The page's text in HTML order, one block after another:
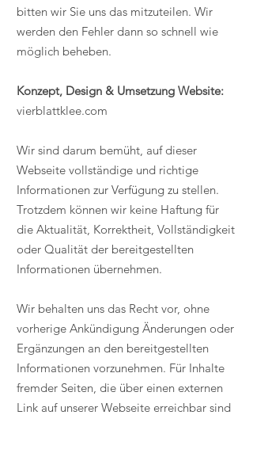
bitten wir Sie uns das mitzuteilen. Wir
werden den Fehler dann so schnell wie
möglich beheben.
Konzept, Design & Umsetzung Website:
vierblattklee.com
​Wir sind darum bemüht, auf dieser
Webseite vollständige und richtige
Informationen zur Verfügung zu stellen.
Trotzdem können wir keine Haftung für
die Aktualität, Korrektheit, Vollständigkeit
oder Qualität der bereitgestellten
Informationen übernehmen.
Wir behalten uns das Recht vor, ohne
vorherige Ankündigung Änderungen oder
Ergänzungen an den bereitgestellten
Informationen vorzunehmen. Für Inhalte
fremder Seiten, die über einen externen
Link auf unserer Webseite erreichbar sind